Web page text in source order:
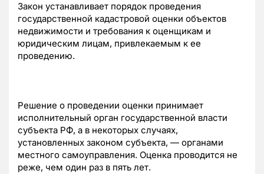
Закон устанавливает порядок проведения
государственной кадастровой оценки объектов
недвижимости и требования к оценщикам и
юридическим лицам, привлекаемым к ее
проведению.
Решение о проведении оценки принимает
исполнительный орган государственной власти
субъекта РФ, а в некоторых случаях,
установленных законом субъекта, — органами
местного самоуправления. Оценка проводится не
реже, чем один раз в пять лет.